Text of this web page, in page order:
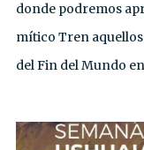
donde podremos
mítico Tren
del Fin del Mundo